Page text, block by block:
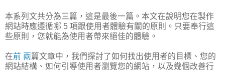
本系列文共分為三篇，這是最後一篇。本文在說明您在製作
網站時應遵循哪 5 項跟使用者體驗有關的原則。只要奉行這
些原則，您就能為使用者帶來絕佳的體驗。
在前 兩篇文章中，我們探討了如何找出使用者的目標、您的
網站結構、如何引導使用者瀏覽您的網站，以及幾個改善行